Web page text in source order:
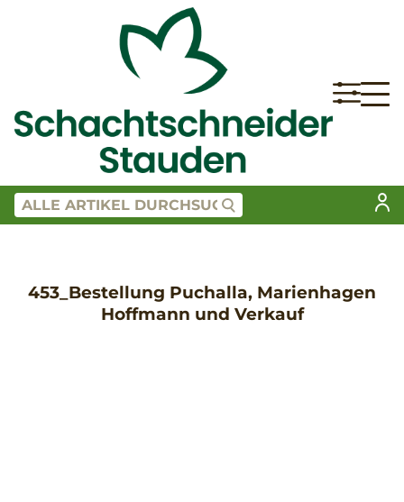
453_Bestellung Puchalla, Marienhagen
Hoffmann und Verkauf